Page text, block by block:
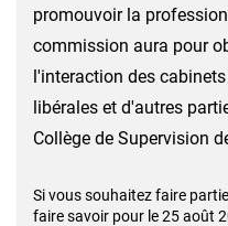
promouvoir la
commission aura pour
l'interaction des
libérales et d'autres
Collège de Supervision
Si vous souhaitez faire
faire savoir pour le 25 août